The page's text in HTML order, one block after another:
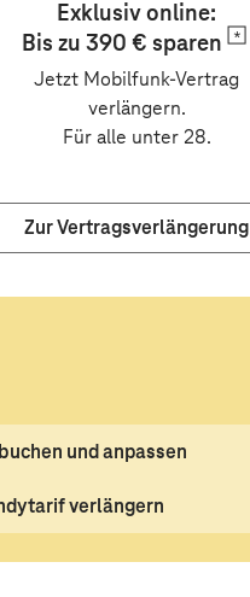
Exklusiv online:
Bis zu 390 € sparen
Jetzt Mobilfunk-Vertrag
verlängern.
Für alle unter 28.
Zur Vertragsverlängerung
und anpassen
verlängern